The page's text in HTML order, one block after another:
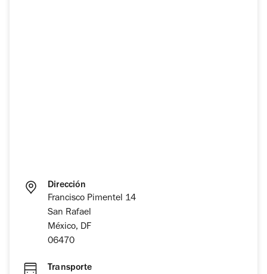
Dirección
Francisco Pimentel 14
San Rafael
México, DF
06470
Transporte